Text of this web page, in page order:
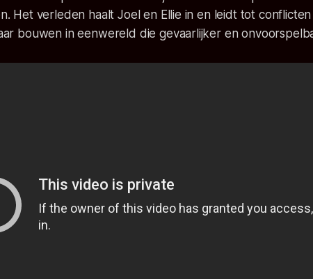
Het verleden haalt Joel en Ellie in en leidt tot
bouwen in eenwereld die gevaarlijker en